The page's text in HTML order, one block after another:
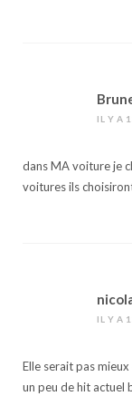
IL Y A
dans MA voiture je
voitures ils
IL Y A
Elle serait pas
un peu de hit actuel